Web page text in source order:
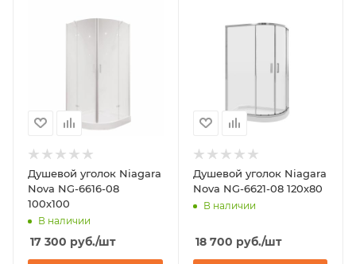
Душевой уголок Niagara
Nova NG-6616-08
100х100
В наличии
17 300 руб./шт
Душевой уголок Niagara
Nova NG-6621-08 120х80
В наличии
18 700 руб./шт